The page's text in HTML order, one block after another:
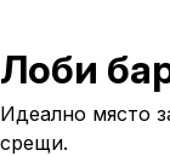
Лоби
Идеално място
срещи.